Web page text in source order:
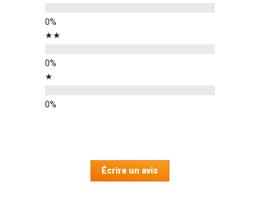
★★
★
Écrire un avis